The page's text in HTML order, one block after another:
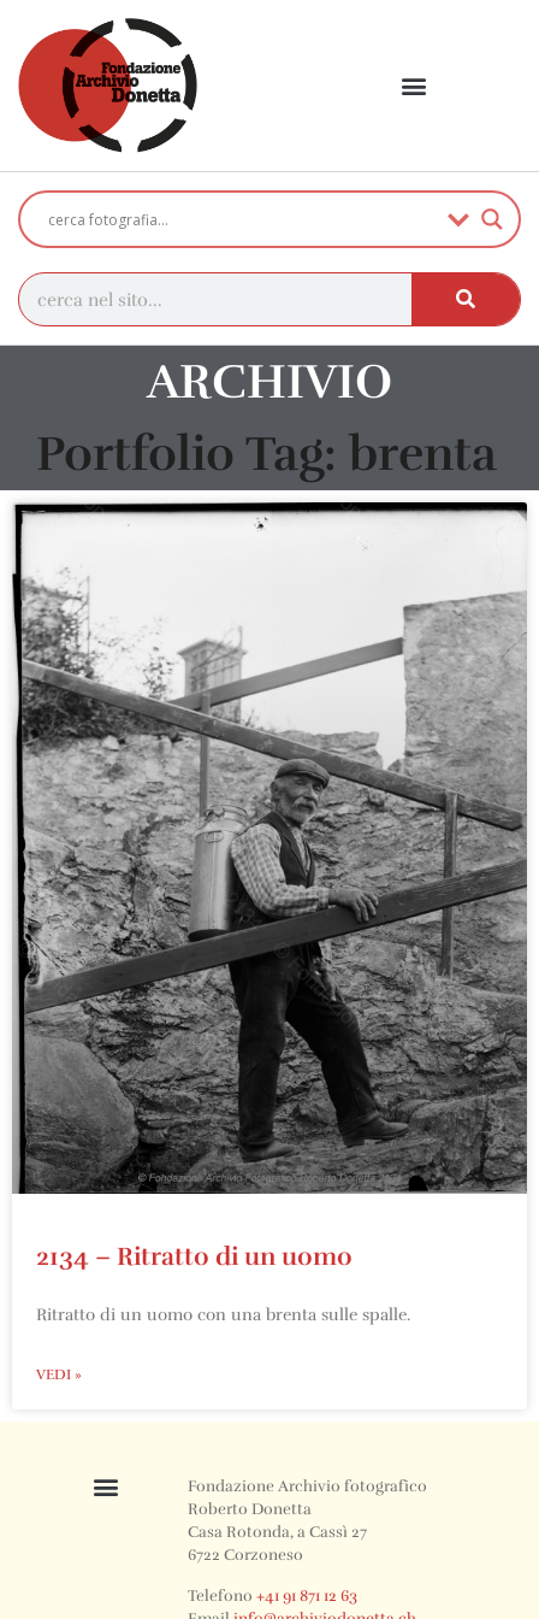
ARCHIVIO
Portfolio Tag: brenta
2134 – Ritratto di un uomo
Ritratto di un uomo con una brenta sulle spalle.
VEDI »
Fondazione Archivio fotografico
Roberto Donetta
Casa Rotonda, a Cassì 27
6722 Corzoneso
Telefono+41 91 871 12 63